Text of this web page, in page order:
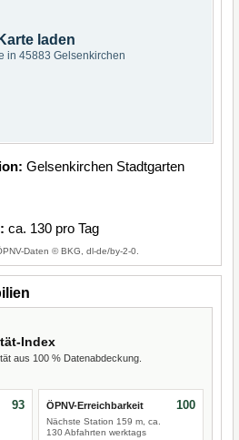
Karte laden
in 45883 Gelsenkirchen
Gelsenkirchen Stadtgarten
ca. 130 pro Tag
Daten © BKG, dl-de/by-2-0.
Index
aus 100 % Datenabdeckung.
93 ÖPNV-Erreichbarkeit
Nächste Station 159 m, ca.
130 Abfahrten werktags
100